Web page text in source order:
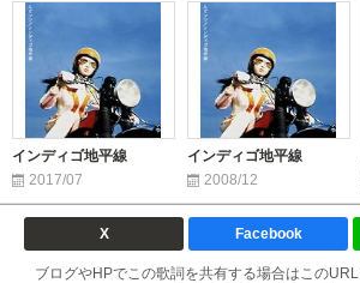
インディゴ地平線
2017/07
インディゴ地平線
2008/12
X Facebook
ブログやHPでこの歌詞を共有する場合はこの